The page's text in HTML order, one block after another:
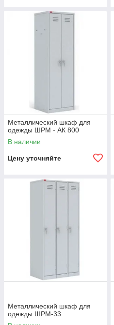
Металлический шкаф для
одежды ШРМ - АК 800
В наличии
Цену уточняйте
Металлический шкаф для
одежды ШРМ-33